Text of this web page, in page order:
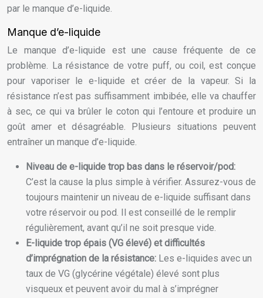
par le manque d’e-liquide.
Manque d’e-liquide
Le manque d’e-liquide est une cause fréquente de ce
problème. La résistance de votre puff, ou coil, est conçue
pour vaporiser le e-liquide et créer de la vapeur. Si la
résistance n’est pas suffisamment imbibée, elle va chauffer
à sec, ce qui va brûler le coton qui l’entoure et produire un
goût amer et désagréable. Plusieurs situations peuvent
entraîner un manque d’e-liquide.
Niveau de e-liquide trop bas dans le réservoir/pod:
C’est la cause la plus simple à vérifier. Assurez-vous de
toujours maintenir un niveau de e-liquide suffisant dans
votre réservoir ou pod. Il est conseillé de le remplir
régulièrement, avant qu’il ne soit presque vide.
E-liquide trop épais (VG élevé) et difficultés
d’imprégnation de la résistance: Les e-liquides avec un
taux de VG (glycérine végétale) élevé sont plus
visqueux et peuvent avoir du mal à s’imprégner